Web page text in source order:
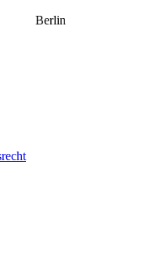
Berlin